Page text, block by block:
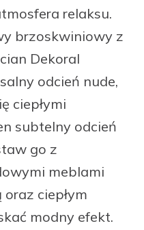
relaksu.
brzoskwiniowy z
Dekoral
odcień nude,
ciepłymi
subtelny odcień
go z
meblami
ciepłym
modny efekt.